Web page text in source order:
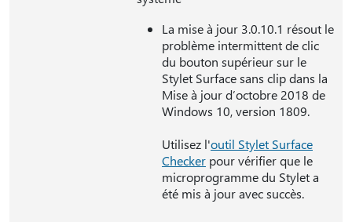
La mise à jour 3.0.10.1 résout le
problème intermittent de clic
du bouton supérieur sur le
Stylet Surface sans clip dans la
Mise à jour d’octobre 2018 de
Windows 10, version 1809.
Utilisez l'outil Stylet Surface
Checker pour vérifier que le
microprogramme du Stylet a
été mis à jour avec succès.